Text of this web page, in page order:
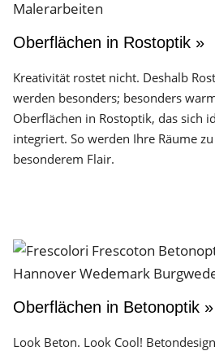
Oberflächen in Rostoptik »
Kreativität rostet nicht. Deshalb
werden besonders; besonders
Oberflächen in Rostoptik, das sich
integriert. So werden Ihre Räume
besonderem Flair.
Oberflächen in Betonoptik »
Look Beton. Look Cool!